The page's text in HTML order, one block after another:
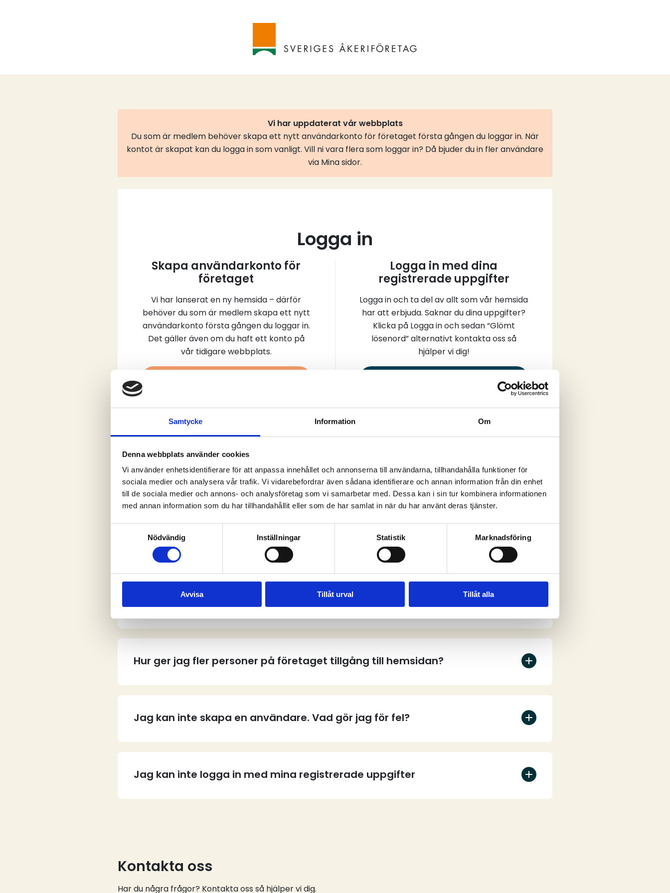
Samtycke Information Om
Denna webbplats använder cookies
Vi använder enhetsidentifierare för att anpassa innehållet och annonserna till användarna, tillhandahålla funktioner för
sociala medier och analysera vår trafik. Vi vidarebefordrar även sådana identifierare och annan information från din enhet
till de sociala medier och annons- och analysföretag som vi samarbetar med. Dessa kan i sin tur kombinera informationen
med annan information som du har tillhandahållit eller som de har samlat in när du har använt deras tjänster.
Nödvändig
Inställningar Statistik Marknadsföring
Avvisa Tillåt urval Tillåt alla
Vi har uppdaterat vår webbplats
Du som är medlem behöver skapa ett nytt användarkonto för företaget första gången du loggar in. När
kontot är skapat kan du logga in som vanligt. Vill ni vara flera som loggar in? Då bjuder du in fler användare
via Mina sidor.
Logga in
Skapa användarkonto för
företaget
Vi har lanserat en ny hemsida – därför
behöver du som är medlem skapa ett nytt
användarkonto första gången du loggar in.
Det gäller även om du haft ett konto på
vår tidigare webbplats.
Logga in med dina
registrerade uppgifter
Logga in och ta del av allt som vår hemsida
har att erbjuda. Saknar du dina uppgifter?
Klicka på Logga in och sedan “Glömt
lösenord” alternativt kontakta oss så
hjälper vi dig!
Vanliga frågor och svar
Vem kan skapa ett användarkonto på hemsidan?
Hur skapar jag ett användarkonto?
Hur ger jag fler personer på företaget tillgång till hemsidan?
Jag kan inte skapa en användare. Vad gör jag för fel?
Jag kan inte logga in med mina registrerade uppgifter
Kontakta oss
Har du några frågor? Kontakta oss så hjälper vi dig.